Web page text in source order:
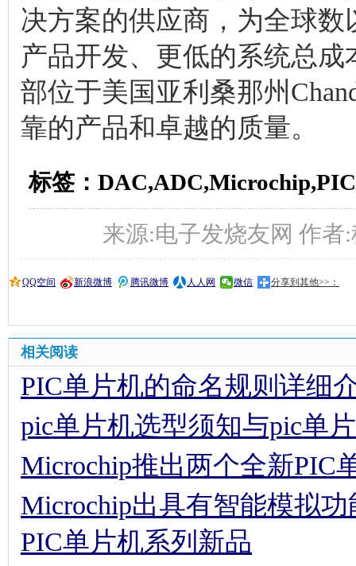
决方案的供应商，为全球
产品开发、更低的系统总
部位于美国亚利桑那州
靠的产品和卓越的质量。
标签：
来源:电子发烧友网 作者
QQ空间 新浪微博 腾讯微博 人人网 微信 分享到其他>>：
相关阅读
PIC单片机的命名规则详细
pic单片机选型须知与pic单
Microchip推出两个全新PIC
Microchip出具有智能模拟
PIC单片机系列新品